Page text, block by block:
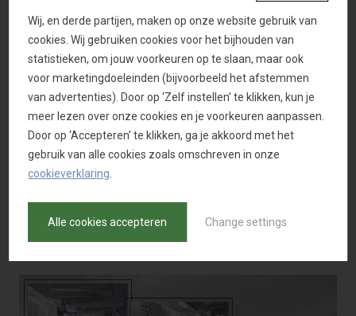
Wij, en derde partijen, maken op onze website gebruik van
cookies. Wij gebruiken cookies voor het bijhouden van
statistieken, om jouw voorkeuren op te slaan, maar ook
voor marketingdoeleinden (bijvoorbeeld het afstemmen
van advertenties). Door op ‘Zelf instellen’ te klikken, kun je
meer lezen over onze cookies en je voorkeuren aanpassen.
Door op ‘Accepteren’ te klikken, ga je akkoord met het
gebruik van alle cookies zoals omschreven in onze
cookieverklaring
Alle cookies accepteren Change settings